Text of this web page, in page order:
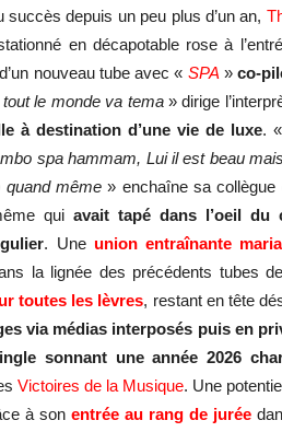
succès depuis un peu plus d’un an,
en décapotable rose à
nouveau tube avec « SPA »co-
le monde va tema» dirige
à destination d’une vie de luxe. «
spa hammam, Lui il est beau
même » enchaîne sa collègue
qui avait tapé dans l’oeil du
. Une union entraînante
la lignée des précédents tubes de
toutes les lèvres, restant en tête
via médias interposés puis en
sonnant une année 2026
Victoires de la Musique. Une
à son entrée au rang de jurée